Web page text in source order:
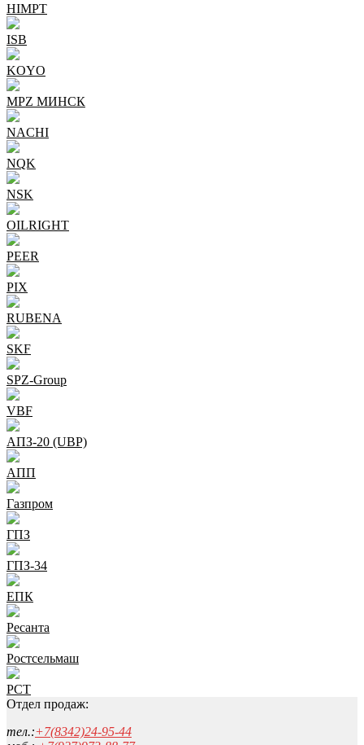
HIMPT
ISB
KOYO
MPZ МИНСК
NACHI
NQK
NSK
OILRIGHT
PEER
PIX
RUBENA
SKF
SPZ-Group
VBF
АПЗ-20 (UBP)
АПП
Газпром
ГПЗ
ГПЗ-34
ЕПК
Ресанта
Ростсельмаш
РСТ
Отдел продаж:
тел.:+7(8342)24-95-44